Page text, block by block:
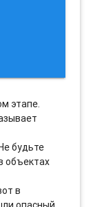
этапе.
будьте
объектах
в